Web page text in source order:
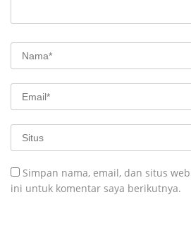
Simpan nama, email, dan situs
ini untuk komentar saya berikutnya.